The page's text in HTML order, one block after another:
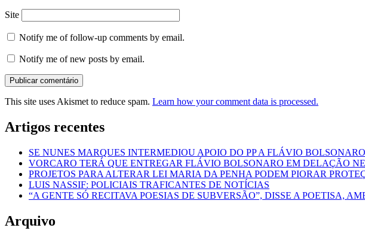
Site
Notify me of follow-up comments by email.
Notify me of new posts by email.
This site uses Akismet to reduce spam. Learn how your comment data is processed.
Artigos recentes
SE NUNES MARQUES INTERMEDIOU APOIO DO PP A FLÁVIO
VORCARO TERÁ QUE ENTREGAR FLÁVIO BOLSONARO EM DELAÇÃO
PROJETOS PARA ALTERAR LEI MARIA DA PENHA PODEM PIORAR
LUIS NASSIF: POLICIAIS TRAFICANTES DE NOTÍCIAS
“A GENTE SÓ RECITAVA POESIAS DE SUBVERSÃO”, DISSE A POETISA,
Arquivo